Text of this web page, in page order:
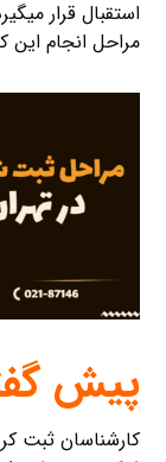
استقبال قرار
مراحل انجام این
پیش
کارشناسان ثبت